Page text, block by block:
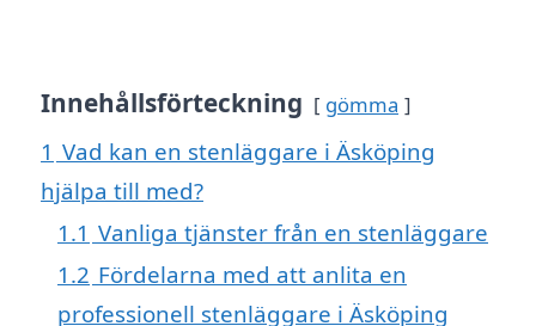
Innehållsförteckning gömma
1 Vad kan en stenläggare i Äsköping
hjälpa till med?
1.1 Vanliga tjänster från en stenläggare
1.2 Fördelarna med att anlita en
professionell stenläggare i Äsköping